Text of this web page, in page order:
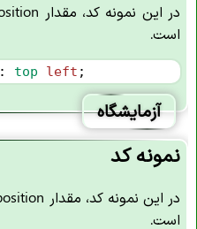
است.
: top left ;
آزمایشگاه
نمونه کد
است.